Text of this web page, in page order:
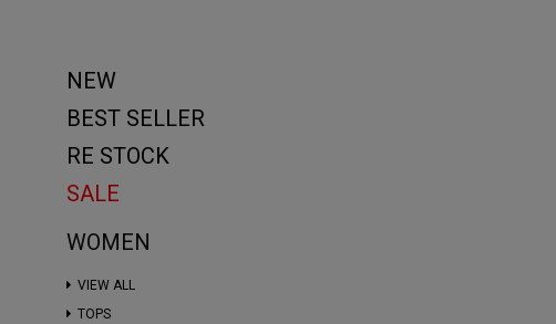
NEW
BEST SELLER
RE STOCK
SALE
WOMEN
VIEW ALL
TOPS